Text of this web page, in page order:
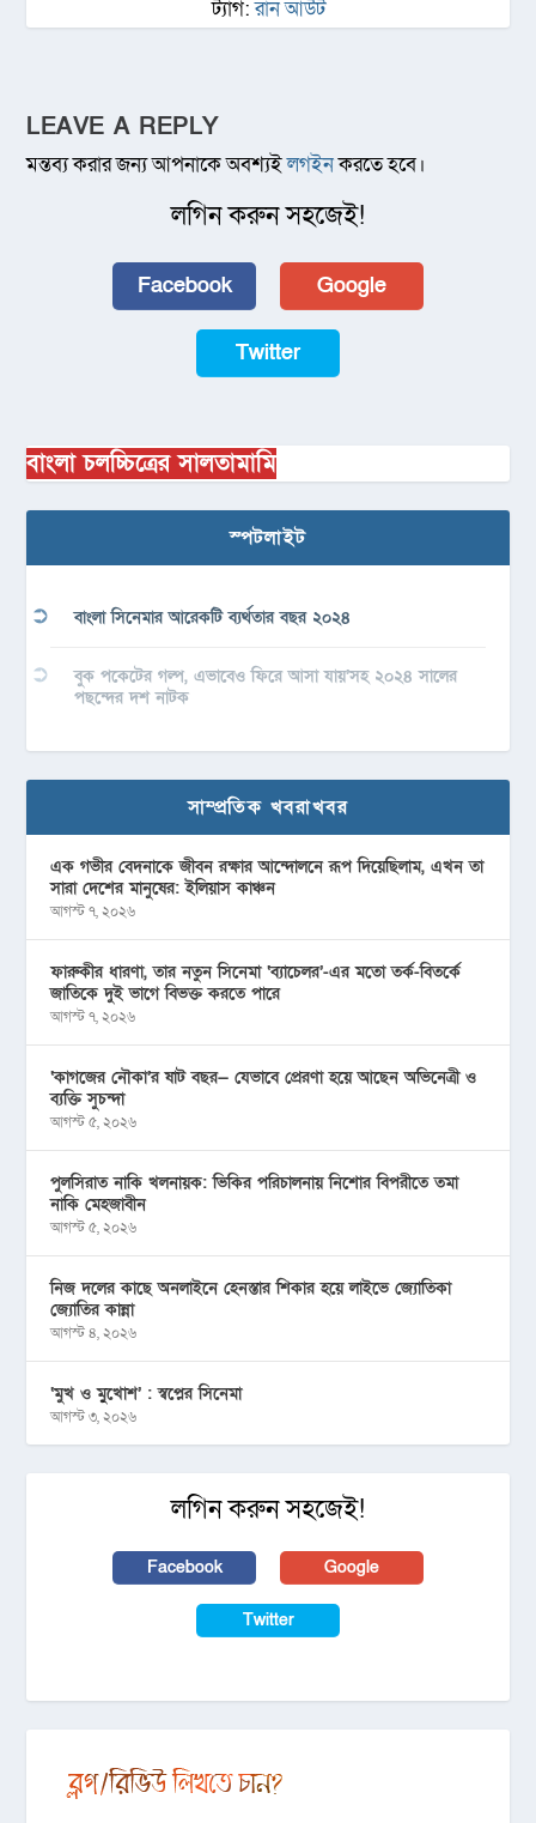
ট্যাগ:রান আউট
LEAVE A REPLY
মন্তব্য করার জন্য আপনাকে অবশ্যইলগইনকরতে হবে।
লগিন করুন সহজেই!
Facebook Google
Twitter
বাংলা চলচ্চিত্রের সালতামামি
স্পটলাইট
বাংলা সিনেমার আরেকটি ব্যর্থতার বছর ২০২৪
বুক পকেটের গল্প, এভাবেও ফিরে আসা যায়’সহ ২০২৪ সালের
পছন্দের দশ নাটক
সাম্প্রতিক খবরাখবর
এক গভীর বেদনাকে জীবন রক্ষার আন্দোলনে রূপ দিয়েছিলাম, এখন তা
সারা দেশের মানুষের: ইলিয়াস কাঞ্চন
আগস্ট ৭, ২০২৬
ফারুকীর ধারণা, তার নতুন সিনেমা ‘ব্যাচেলর’-এর মতো তর্ক-বিতর্কে
জাতিকে দুই ভাগে বিভক্ত করতে পারে
আগস্ট ৭, ২০২৬
‘কাগজের নৌকা’র ষাট বছর— যেভাবে প্রেরণা হয়ে আছেন অভিনেত্রী ও
ব্যক্তি সুচন্দা
আগস্ট ৫, ২০২৬
পুলসিরাত নাকি খলনায়ক: ভিকির পরিচালনায় নিশোর বিপরীতে তমা
নাকি মেহজাবীন
আগস্ট ৫, ২০২৬
নিজ দলের কাছে অনলাইনে হেনস্তার শিকার হয়ে লাইভে জ্যোতিকা
জ্যোতির কান্না
আগস্ট ৪, ২০২৬
‘মুখ ও মু্খোশ’ : স্বপ্নের সিনেমা
আগস্ট ৩, ২০২৬
লগিন করুন সহজেই!
Facebook Google
Twitter